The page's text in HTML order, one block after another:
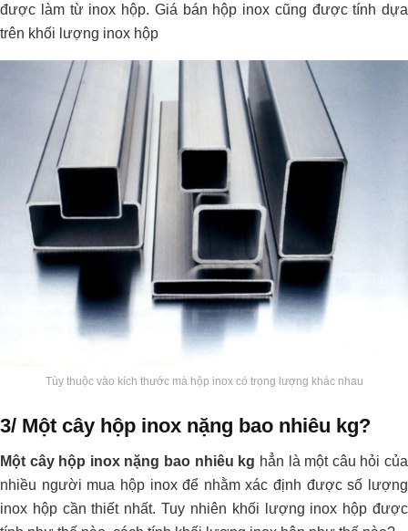
được làm từ inox hộp. Giá bán hộp inox cũng được tính dựa
trên khối lượng inox hộp
Tùy thuộc vào kích thước mà hộp inox có trọng lượng khác nhau
3/ Một cây hộp inox nặng bao nhiêu kg?
Một cây hộp inox nặng bao nhiêu kg hẳn là một câu hỏi của
nhiều người mua hộp inox để nhằm xác định được số lượng
inox hộp cần thiết nhất. Tuy nhiên khối lượng inox hộp được